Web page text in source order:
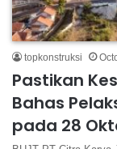
topkonstruksi
Pastikan
Bahas
pada 28